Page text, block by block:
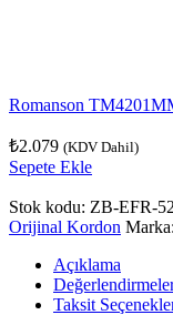
Romanson
₺2.079 (KDV Dahil)
Sepete Ekle
Stok kodu: ZB-EFR-
Orijinal Kordon Marka:
Açıklama
Taksit